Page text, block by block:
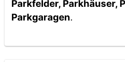
Parkfelder, Parkhäuser,
Parkgaragen.